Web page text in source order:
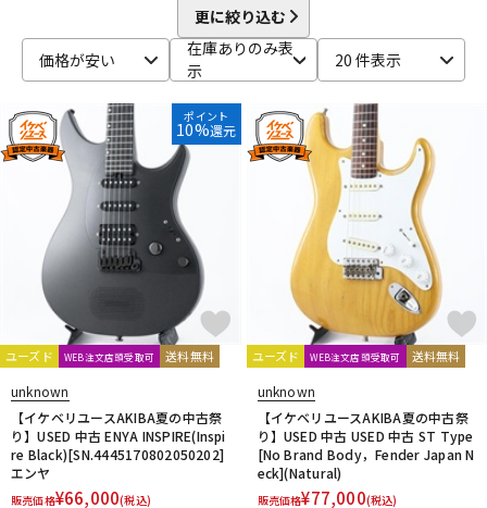
ベース ウクレレ
ドラム パーカッション
キーボード 電子ピアノ
DTM
更に絞り込む
価格が安い
在庫ありのみ表
示
20 件表示
ポイント
10%還元
ユーズド WEB注文店頭受取可 送料無料
unknown
【イケベリユースAKIBA夏の中古祭
り】USED 中古 ENYA INSPIRE(Inspi
re Black)[SN.4445170802050202]
エンヤ
販売価格¥66,000(税込)
ユーズド WEB注文店頭受取可 送料無料
unknown
【イケベリユースAKIBA夏の中古祭
り】USED 中古 USED 中古 ST Type
[No Brand Body，Fender Japan N
eck](Natural)
販売価格¥77,000(税込)